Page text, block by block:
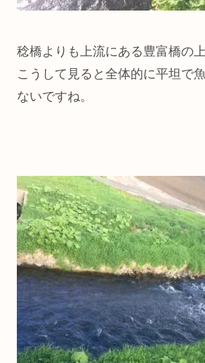
稔橋よりも上流にある豊富橋の
こうして見ると全体的に平坦で
ないですね。